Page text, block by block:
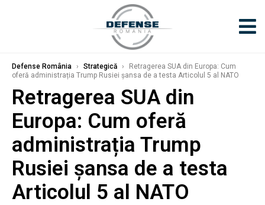
Defense România › Strategică ›
Retragerea SUA din Europa: Cum
oferă administrația Trump Rusiei șansa de a testa Articolul 5 al NATO
Retragerea SUA din
Europa: Cum oferă
administrația Trump
Rusiei șansa de a testa
Articolul 5 al NATO